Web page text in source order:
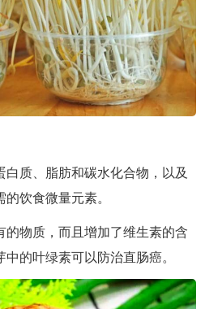
质、脂肪和碳水化合物，以及
饮食微量元素。
的物质，而且增加了维生素的含
的叶绿素可以防治直肠癌。